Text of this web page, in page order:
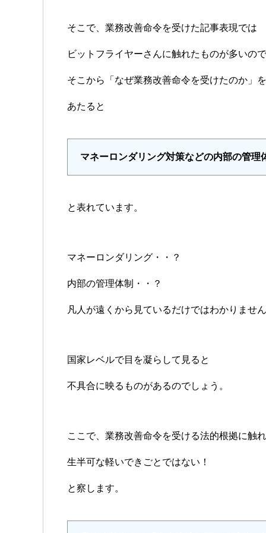
そこで、業務改善命令を受けた記事表現では
ビットフライヤーさんに触れたものが多いので
そこから「なぜ業務改善命令を受けたのか」を
あたると
マネーロンダリング対策などの内部の管理
と表れています。
マネーロンダリング・・？
内部の管理体制・・？
凡人が遠くから見ているだけではわかりませ
国家レベルで目を凝らして見ると
不具合に映るものがあるのでしょう。
ここで、業務改善命令を受ける法的根拠に触
生半可な軽いできごとではない！
と察します。